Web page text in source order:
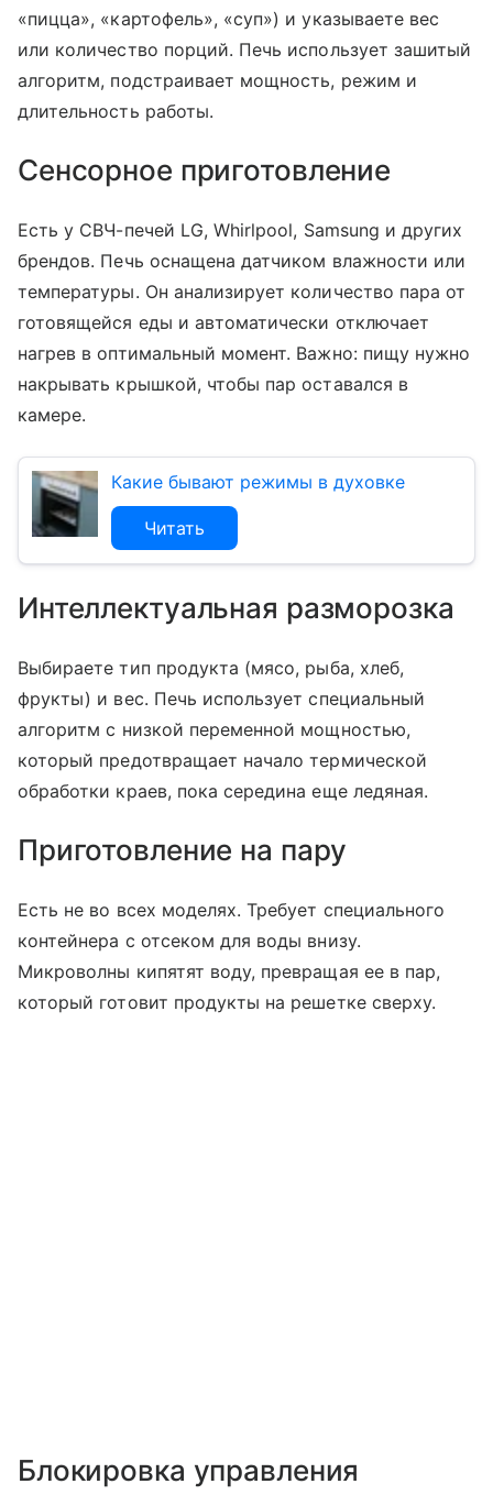
«пицца», «картофель», «суп») и указываете вес
или количество порций. Печь использует зашитый
алгоритм, подстраивает мощность, режим и
длительность работы.
Сенсорное приготовление
Есть у СВЧ-печей LG, Whirlpool, Samsung и других
брендов. Печь оснащена датчиком влажности или
температуры. Он анализирует количество пара от
готовящейся еды и автоматически отключает
нагрев в оптимальный момент. Важно: пищу нужно
накрывать крышкой, чтобы пар оставался в
камере.
Какие бывают режимы в духовке
Читать
Интеллектуальная разморозка
Выбираете тип продукта (мясо, рыба, хлеб,
фрукты) и вес. Печь использует специальный
алгоритм с низкой переменной мощностью,
который предотвращает начало термической
обработки краев, пока середина еще ледяная.
Приготовление на пару
Есть не во всех моделях. Требует специального
контейнера с отсеком для воды внизу.
Микроволны кипятят воду, превращая ее в пар,
который готовит продукты на решетке сверху.
Блокировка управления